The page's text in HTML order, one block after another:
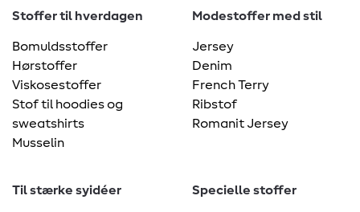
Stoffer til hverdagen
Bomuldsstoffer
Hørstoffer
Viskosestoffer
Stof til hoodies og
sweatshirts
Musselin
Modestoffer med stil
Jersey
Denim
French Terry
Ribstof
Romanit Jersey
Til stærke syidéer Specielle stoffer